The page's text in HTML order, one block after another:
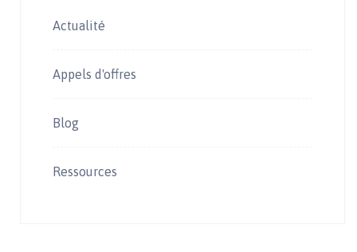
Actualité
Appels d'offres
Blog
Ressources